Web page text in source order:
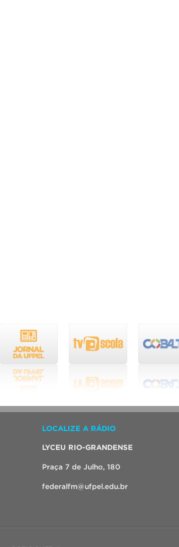
LOCALIZE A RÁDIO
LYCEU RIO-GRANDENSE
Praça 7 de Julho, 180
federalfm@ufpel.edu.br